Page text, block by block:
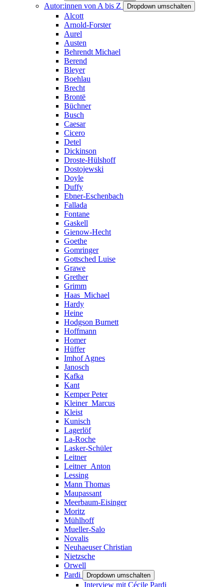
Autor:innen von A bis Z Dropdown umschalten
Alcott
Arnold-Forster
Aurel
Austen
Behrendt Michael
Berend
Bleyer
Boehlau
Brecht
Brontë
Büchner
Busch
Caesar
Cicero
Detel
Dickinson
Droste-Hülshoff
Dostojewski
Doyle
Duffy
Ebner-Eschenbach
Fallada
Fontane
Gaskell
Gienow-Hecht
Goethe
Gomringer
Gottsched Luise
Grawe
Grether
Grimm
Haas_Michael
Hardy
Heine
Hodgson Burnett
Hoffmann
Homer
Hüffer
Imhof Agnes
Janosch
Kafka
Kant
Kemper Peter
Kleiner_Marcus
Kleist
Kunisch
Lagerlöf
La-Roche
Lasker-Schüler
Leitner
Leitner_Anton
Lessing
Mann Thomas
Maupassant
Meerbaum-Eisinger
Moritz
Mühlhoff
Mueller-Salo
Novalis
Neuhaeuser Christian
Nietzsche
Orwell
Pardi
Dropdown umschalten
Interview mit Cécile Pardi